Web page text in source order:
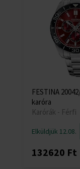
FESTINA
karóra
Karórák - Férfi
Elküldjük 12.08.
132620 Ft